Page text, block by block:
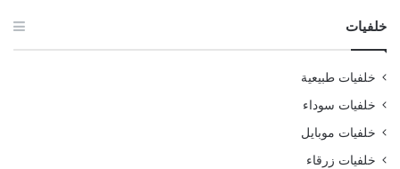
خلفيات
خلفيات طبيعية
خلفيات سوداء
خلفيات موبايل
خلفيات زرقاء